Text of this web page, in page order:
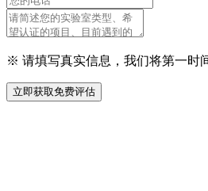
※ 请填写真实信息，我们将第一时
立即获取免费评估